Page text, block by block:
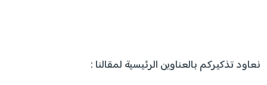
نعاود تذكيركم بالعناوين الرئيسية لمقالنا :